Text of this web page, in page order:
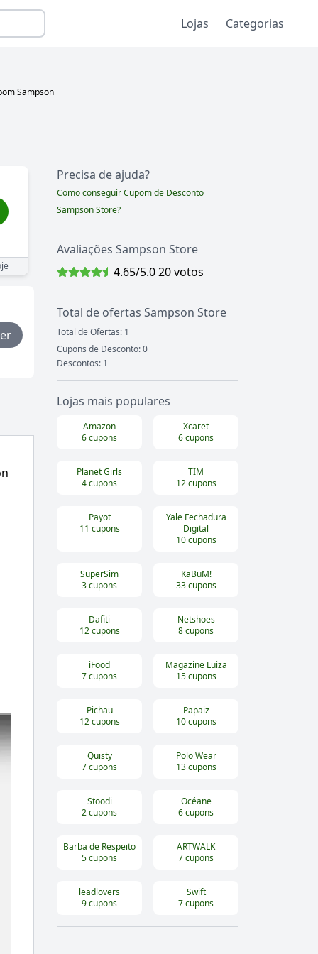
Lojas Categorias
Sampson
Precisa de ajuda?
Como conseguir Cupom de Desconto
Sampson Store?
Avaliações Sampson Store
4.65/5.020votos
Total de ofertas Sampson Store
Total de Ofertas: 1
Cupons de Desconto:0
Descontos: 1
Lojas mais populares
Amazon
6cupons
Xcaret
6cupons
Planet Girls
4cupons
TIM
12cupons
Payot
11 cupons
Yale Fechadura
Digital
10cupons
SuperSim
3cupons
KaBuM!
33cupons
Dafiti
12cupons
Netshoes
8cupons
iFood
7cupons
Magazine Luiza
15cupons
Pichau
12cupons
Papaiz
10cupons
Quisty
7cupons
Polo Wear
13cupons
Stoodi
2cupons
Océane
6cupons
Barba de Respeito
5cupons
ARTWALK
7cupons
leadlovers
9cupons
Swift
7cupons